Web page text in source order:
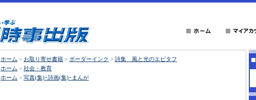
ホーム > お取り寄せ書籍 > ボーダーインク > 詩集 風と光のエピタフ
ホーム > 社会・教育
ホーム > 写真(集)･詩画(集)･まんが